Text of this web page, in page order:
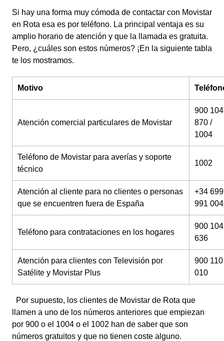
Si hay una forma muy cómoda de contactar con Movistar
en Rota esa es por teléfono. La principal ventaja es su
amplio horario de atención y que la llamada es gratuita.
Pero, ¿cuáles son estos números? ¡En la siguiente tabla
te los mostramos.
Motivo
Atención comercial particulares de Movistar
900 104
870 /
1004
Teléfono de Movistar para averías y soporte
técnico
1002
Atención al cliente para no clientes o personas
que se encuentren fuera de España
+34 699
991 004
Teléfono para contrataciones en los hogares
900 104
636
Atención para clientes con Televisión por
Satélite y Movistar Plus
900 110
010
Por supuesto, los clientes de Movistar de Rota que
llamen a uno de los números anteriores que empiezan
por 900 o el 1004 o el 1002 han de saber que son
números gratuitos y que no tienen coste alguno.